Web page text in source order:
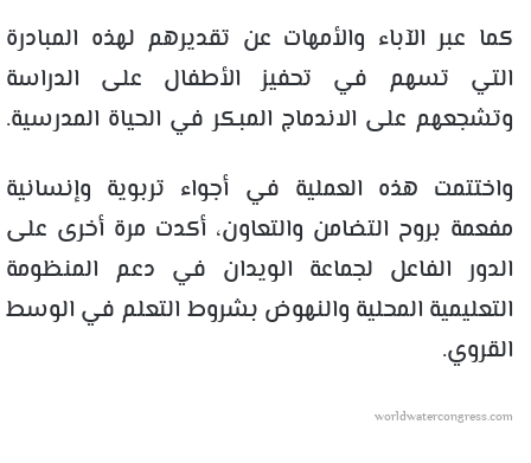
كما عبر الآباء والأمهات عن تقديرهم لهذه المبادرة
التي تسهم في تحفيز الأطفال على الدراسة
وتشجعهم على الاندماج المبكر في الحياة المدرسية.
واختتمت هذه العملية في أجواء تربوية وإنسانية
مفعمة بروح التضامن والتعاون، أكدت مرة أخرى على
الدور الفاعل لجماعة الويدان في دعم المنظومة
التعليمية المحلية والنهوض بشروط التعلم في الوسط
القروي.
worldwatercongress.com